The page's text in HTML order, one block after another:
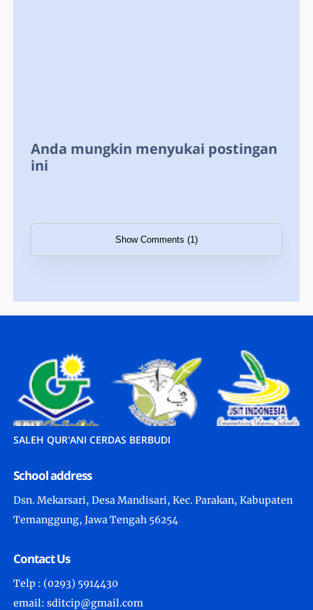
Anda mungkin menyukai postingan
ini
Show Comments (1)
SALEH QUR'ANI CERDAS BERBUDI
School address
Dsn. Mekarsari, Desa Mandisari, Kec. Parakan, Kabupaten
Temanggung, Jawa Tengah 56254
Contact Us
Telp : (0293) 5914430
email: sditcip@gmail.com